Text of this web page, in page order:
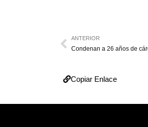
ANTERIOR
Copiar Enlace